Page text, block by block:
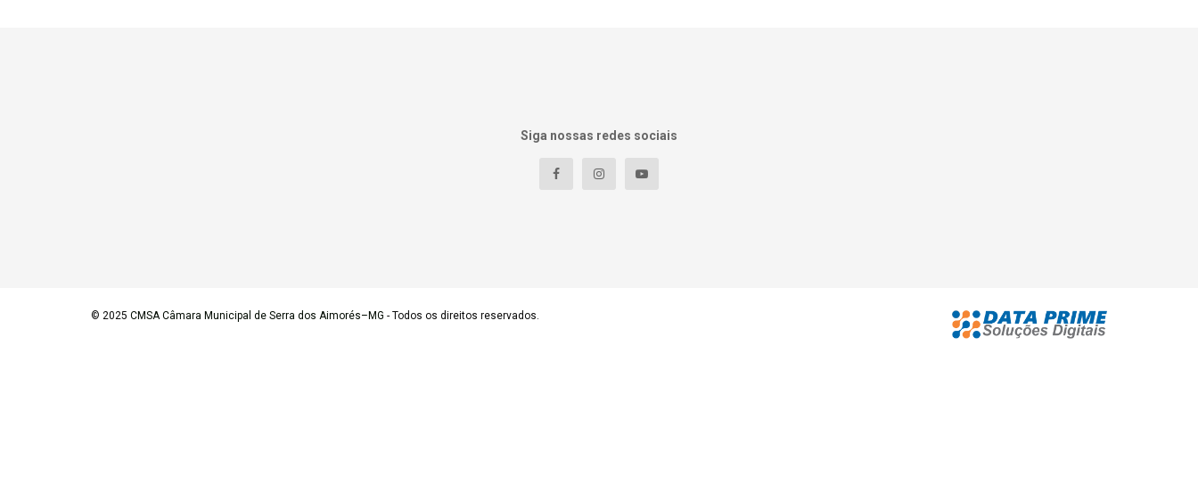
Siga nossas redes sociais
© 2025 CMSA Câmara Municipal de Serra dos Aimorés–MG - Todos os direitos reservados.